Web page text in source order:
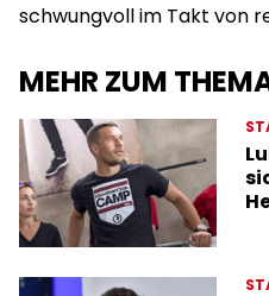
schwungvoll im Takt von
MEHR ZUM